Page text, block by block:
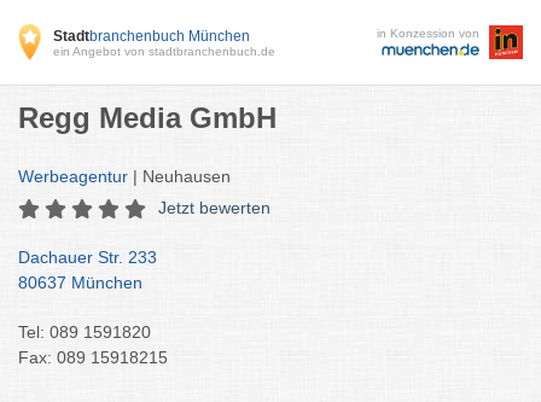
Stadtbranchenbuch München
ein Angebot von stadtbranchenbuch.de
in Konzession von
Regg Media GmbH
Werbeagentur | Neuhausen
Jetzt bewerten
Dachauer Str. 233
80637 München
Tel: 089 1591820
Fax: 089 15918215